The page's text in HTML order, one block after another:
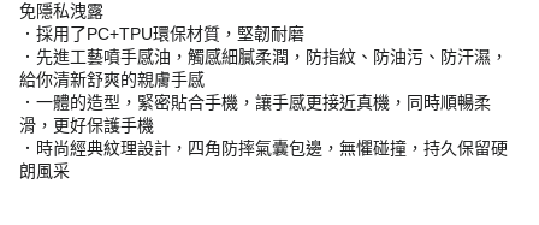
免隱私洩露
．採用了PC+TPU環保材質，堅韌耐磨
．先進工藝噴手感油，觸感細膩柔潤，防指紋、防油污、防汗濕，
給你清新舒爽的親膚手感
．一體的造型，緊密貼合手機，讓手感更接近真機，同時順暢柔
滑，更好保護手機
．時尚經典紋理設計，四角防摔氣囊包邊，無懼碰撞，持久保留硬
朗風采